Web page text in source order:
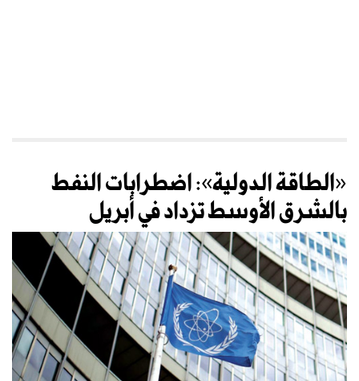
«الطاقة الدولية»: اضطرابات النفط
بالشرق الأوسط تزداد في أبريل